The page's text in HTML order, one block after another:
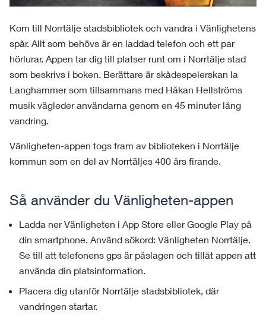
Kom till Norrtälje stadsbibliotek och vandra i Vänlighetens
spår. Allt som behövs är en laddad telefon och ett par
hörlurar. Appen tar dig till platser runt om i Norrtälje stad
som beskrivs i boken. Berättare är skådespelerskan Ia
Langhammer som tillsammans med Håkan Hellströms
musik vägleder användarna genom en 45 minuter lång
vandring.
Vänligheten-appen togs fram av biblioteken i Norrtälje
kommun som en del av Norrtäljes 400 års firande.
Så använder du Vänligheten-appen
Ladda ner Vänligheten i App Store eller Google Play på
din smartphone. Använd sökord: Vänligheten Norrtälje.
Se till att telefonens gps är påslagen och tillåt appen att
använda din platsinformation.
Placera dig utanför Norrtälje stadsbibliotek, där
vandringen startar.